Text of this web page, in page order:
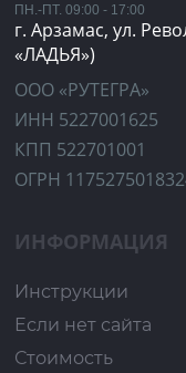
ПН.-ПТ. 09:00 - 17:00
г. Арзамас, ул.
«ЛАДЬЯ»)
ООО «РУТЕГРА»
ИНН 5227001625
КПП 522701001
ОГРН
ИНФОРМАЦИЯ
Инструкции
Если нет сайта
Стоимость